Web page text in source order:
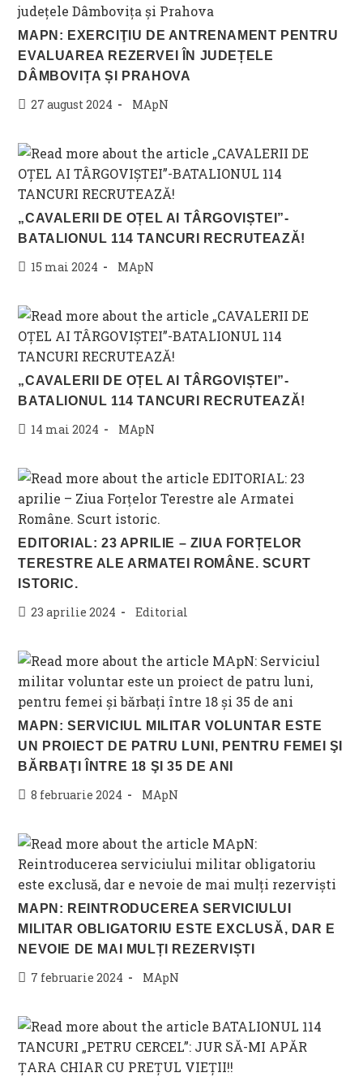
MAPN: EXERCIŢIU DE ANTRENAMENT PENTRU
EVALUAREA REZERVEI ÎN JUDEȚELE
DÂMBOVIȚA ȘI PRAHOVA
Post27 august 2024
Post
MApN
„CAVALERII DE OȚEL AI TÂRGOVIȘTEI”-
BATALIONUL 114 TANCURI RECRUTEAZĂ!
Post15 mai 2024
Post
MApN
„CAVALERII DE OȚEL AI TÂRGOVIȘTEI”-
BATALIONUL 114 TANCURI RECRUTEAZĂ!
Post14 mai 2024
Post
MApN
EDITORIAL: 23 APRILIE – ZIUA FORȚELOR
TERESTRE ALE ARMATEI ROMÂNE. SCURT
ISTORIC.
Post23 aprilie 2024
Post
Editorial
MAPN: SERVICIUL MILITAR VOLUNTAR ESTE
UN PROIECT DE PATRU LUNI, PENTRU FEMEI ŞI
BĂRBAŢI ÎNTRE 18 ŞI 35 DE ANI
Post8 februarie 2024
Post
MApN
MAPN: REINTRODUCEREA SERVICIULUI
MILITAR OBLIGATORIU ESTE EXCLUSĂ, DAR E
NEVOIE DE MAI MULȚI REZERVIȘTI
Post7 februarie 2024
Post
MApN